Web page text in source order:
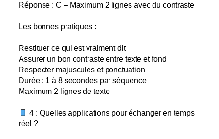
Réponse : C – Maximum 2 lignes avec du contraste
Les bonnes pratiques :
Restituer ce qui est vraiment dit
Assurer un bon contraste entre texte et fond
Respecter majuscules et ponctuation
Durée : 1 à 8 secondes par séquence
Maximum 2 lignes de texte
4 : Quelles applications pour échanger en temps
réel ?